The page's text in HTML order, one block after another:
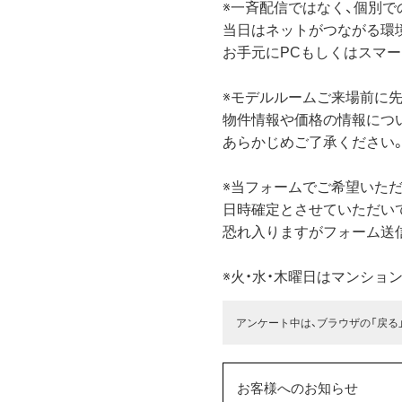
※一斉配信ではなく、個別
当日はネットがつながる環
お手元にPCもしくはスマ
※モデルルームご来場前に
物件情報や価格の情報につ
あらかじめご了承ください
※当フォームでご希望いた
日時確定とさせていただい
恐れ入りますがフォーム送
※火・水・木曜日はマンシ
アンケート中は、ブラウザの「戻
お客様へのお知らせ